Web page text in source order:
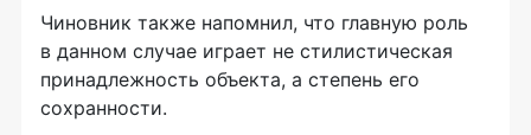
Чиновник также напомнил, что главную роль
в данном случае играет не стилистическая
принадлежность объекта, а степень его
сохранности.